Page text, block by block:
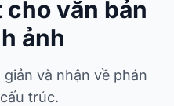
văn bản
ảnh
và nhận về phán
trúc.